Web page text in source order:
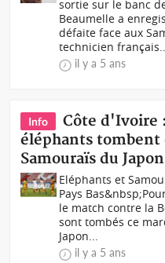
sortie sur le banc
Beaumelle a
défaite face aux
technicien
il y a 5 ans
Info
Côte d'Ivoire
éléphants tombent
Samouraïs du
Eléphants et
Pays
le match contre la
sont tombés ce
Japon...
il y a 5 ans